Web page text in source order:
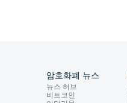
암호화폐 뉴스
뉴스 허브
비트코인